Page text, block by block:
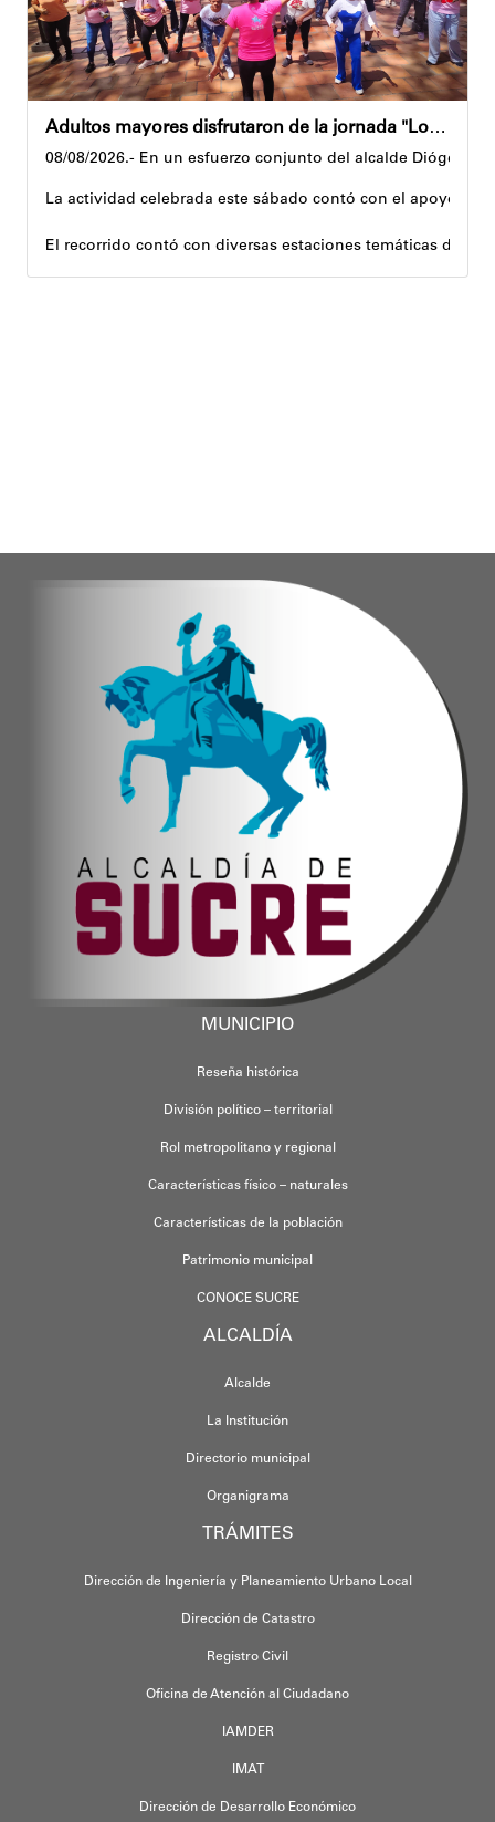
Adultos mayores disfrutaron de la jornada "Los abuelos ríen, Venezuela ríe"
08/08/2026.- En un esfuerzo conjunto del alcalde
La actividad celebrada este sábado contó con el apoyo
El recorrido contó con diversas estaciones temáticas
MUNICIPIO
Reseña histórica
División político – territorial
Rol metropolitano y regional
Características físico – naturales
Características de la población
Patrimonio municipal
CONOCE SUCRE
ALCALDÍA
Alcalde
La Institución
Directorio municipal
Organigrama
TRÁMITES
Dirección de Ingeniería y Planeamiento Urbano Local
Dirección de Catastro
Registro Civil
Oficina de Atención al Ciudadano
IAMDER
IMAT
Dirección de Desarrollo Económico